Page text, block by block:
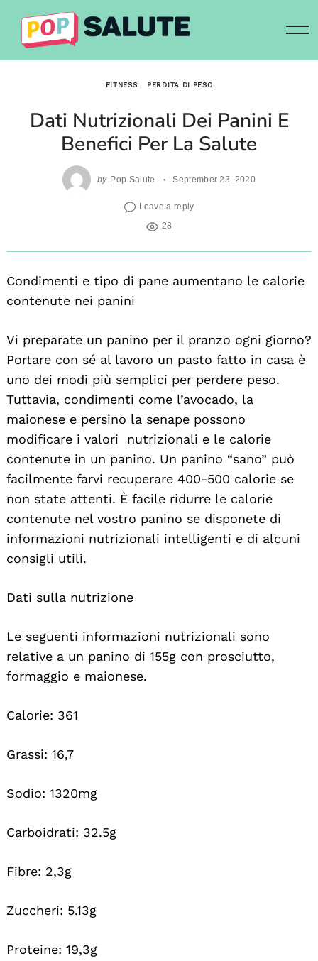
content
FITNESS PERDITA DI PESO
Dati Nutrizionali Dei Panini E
Benefici Per La Salute
by Pop Salute September 23, 2020
Leave a reply
28
Condimenti e tipo di pane aumentano le calorie
contenute nei panini
Vi preparate un panino per il pranzo ogni giorno?
Portare con sé al lavoro un pasto fatto in casa è
uno dei modi più semplici per perdere peso.
Tuttavia, condimenti come l’avocado, la
maionese e persino la senape possono
modificare i valori nutrizionali e le calorie
contenute in un panino. Un panino “sano” può
facilmente farvi recuperare 400-500 calorie se
non state attenti. È facile ridurre le calorie
contenute nel vostro panino se disponete di
informazioni nutrizionali intelligenti e di alcuni
consigli utili.
Dati sulla nutrizione
Le seguenti informazioni nutrizionali sono
relative a un panino di 155g con prosciutto,
formaggio e maionese.
Calorie: 361
Grassi: 16,7
Sodio: 1320mg
Carboidrati: 32.5g
Fibre: 2,3g
Zuccheri: 5.13g
Proteine: 19,3g